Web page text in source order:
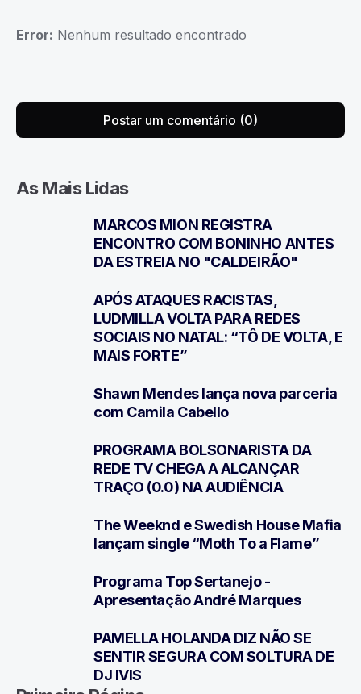
Error: Nenhum resultado encontrado
Postar um comentário (0)
As Mais Lidas
MARCOS MION REGISTRA
ENCONTRO COM BONINHO ANTES
DA ESTREIA NO "CALDEIRÃO"
APÓS ATAQUES RACISTAS,
LUDMILLA VOLTA PARA REDES
SOCIAIS NO NATAL: “TÔ DE VOLTA, E
MAIS FORTE”
Shawn Mendes lança nova parceria
com Camila Cabello
PROGRAMA BOLSONARISTA DA
REDE TV CHEGA A ALCANÇAR
TRAÇO (0.0) NA AUDIÊNCIA
The Weeknd e Swedish House Mafia
lançam single “Moth To a Flame”
Programa Top Sertanejo -
Apresentação André Marques
PAMELLA HOLANDA DIZ NÃO SE
SENTIR SEGURA COM SOLTURA DE
DJ IVIS